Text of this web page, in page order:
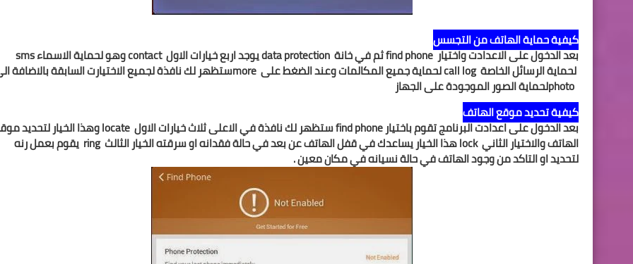
كيفية حماية الهاتف من التجسس
بعد الدخول على الاعدادت واختيارfind phoneثم في خانة data protectionيوجد اربع خيارات الاولcontactوهو لحماية الاسماءsms
لحماية الرسائل الخاصةcall logلحماية جميع المكالمات وعند الضغط على moreستظهر لك نافذة لجميع الاختيارت السابقة بالاضافة
photoلحماية الصور الموجودة على الجهاز
كيفية تحديد موقع الهاتف
بعد الدخول على اعدادت البرنامج تقوم باختيارfind phoneستظهر لك نافذة في الاعلى ثلاث خيارات الاول locateوهذا الخيار لتحديد
الهاتف والاختيار الثانيlockهذا الخيار يساعدك في قفل الهاتف عن بعد في حالة فقدانه او سرقته الخيار الثالثring يقوم بعمل رنه
لتحديد او التاكد من وجود الهاتف في حالة نسيانه في مكان معين .